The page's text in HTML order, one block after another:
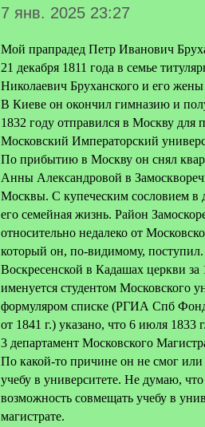
7 янв. 2025 23:27
Мой прапрадед Петр Иванович
21 декабря 1811 года в семье
Николаевич Бруханского и его
В Киеве он окончил гимназию и
1832 году отправился в Москву для
Московский Императорский
По прибытию в Москву он снял
Анны Александровой в
Москвы. С купеческим сословием в
его семейная жизнь. Район
относительно недалеко от
который он, по-видимому,
Воскресенской в Кадашах церкви
именуется студентом Московского
формуляром списке (РГИА Спб
от 1841 г.) указано, что 6 июля 1833
3 департамент Московского
По какой-то причине он не смог
учебу в университете. Не думаю,
возможность совмещать учебу в
магистрате.